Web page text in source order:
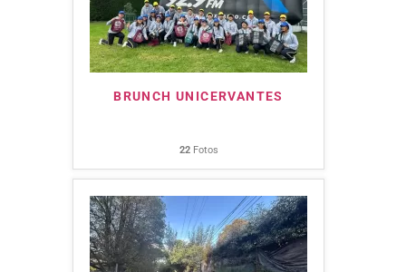
BRUNCH UNICERVANTES
22Fotos